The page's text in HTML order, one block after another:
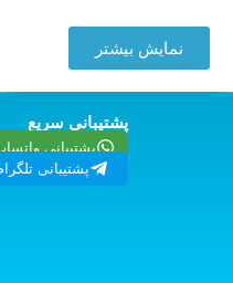
نمایش بیشتر
پشتیبانی سریع
پشتیبانی
پشتیبانی